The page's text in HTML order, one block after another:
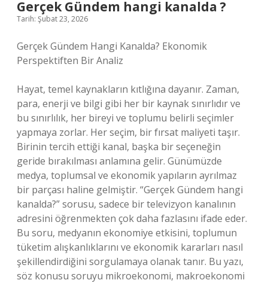
Gerçek Gündem hangi kanalda ?
Tarih: Şubat 23, 2026
Gerçek Gündem Hangi Kanalda? Ekonomik
Perspektiften Bir Analiz
Hayat, temel kaynakların kıtlığına dayanır. Zaman,
para, enerji ve bilgi gibi her bir kaynak sınırlıdır ve
bu sınırlılık, her bireyi ve toplumu belirli seçimler
yapmaya zorlar. Her seçim, bir fırsat maliyeti taşır.
Birinin tercih ettiği kanal, başka bir seçeneğin
geride bırakılması anlamına gelir. Günümüzde
medya, toplumsal ve ekonomik yapıların ayrılmaz
bir parçası haline gelmiştir. “Gerçek Gündem hangi
kanalda?” sorusu, sadece bir televizyon kanalının
adresini öğrenmekten çok daha fazlasını ifade eder.
Bu soru, medyanın ekonomiye etkisini, toplumun
tüketim alışkanlıklarını ve ekonomik kararları nasıl
şekillendirdiğini sorgulamaya olanak tanır. Bu yazı,
söz konusu soruyu mikroekonomi, makroekonomi